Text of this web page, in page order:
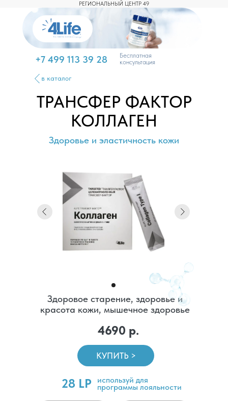
РЕГИОНАЛЬНЫЙ ЦЕНТР 49
Бесплатная
консультация
+7 499 113 39 28
Здоровое старение, здоровье и
красота кожи, мышечное здоровье
КУПИТЬ >
используй для
программы лояльности
28 LP
4690 р.
ТРАНСФЕР ФАКТОР
КОЛЛАГЕН
в каталог
Здоровье и эластичность кожи